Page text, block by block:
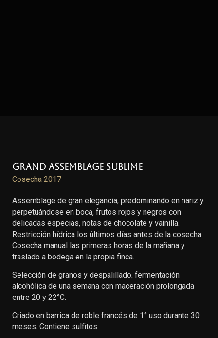
Grand Assemblage Sublime
Cosecha 2017
Assemblage de gran elegancia, predominando en nariz y
perpetuándose en boca, frutos rojos y negros con
delicadas especias, notas de chocolate y vainilla.
Restricción hídrica los últimos días antes de la cosecha.
Cosecha manual las primeras horas de la mañana y
traslado a bodega en la propia finca.
Selección de granos y despalillado, fermentación
alcohólica de una semana con maceración prolongada
entre 20 y 22°C.
Criado en barrica de roble francés de 1° uso durante 30
meses. Contiene sulfitos.